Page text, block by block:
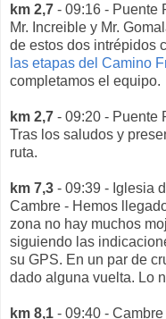
km 2,7 - 09:16 - Puente
Mr. Increible y Mr.
de estos dos intrépidos
las etapas del Camino
completamos el equipo.
km 2,7 - 09:20 - Puente
Tras los saludos y
ruta.
km 7,3 - 09:39 - Iglesia
Cambre - Hemos
zona no hay muchos
siguiendo las
su GPS. En un par de
dado alguna vuelta. Lo
km 8,1 - 09:40 -